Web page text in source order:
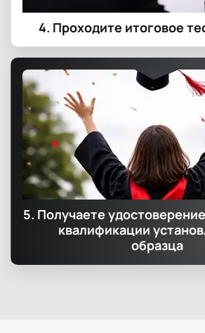
4. Проходите итоговое
5. Получаете
квалификации
образца